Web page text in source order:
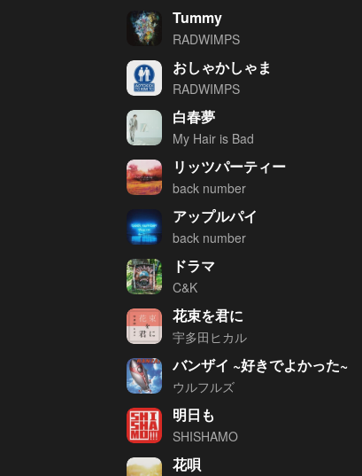
Tummy
RADWIMPS
おしゃかしゃま
RADWIMPS
白春夢
My Hair is Bad
リッツパーティー
back number
アップルパイ
back number
ドラマ
C&K
花束を君に
宇多田ヒカル
バンザイ ~好きでよかった~
ウルフルズ
明日も
SHISHAMO
花唄